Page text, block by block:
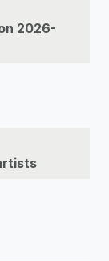
2026-